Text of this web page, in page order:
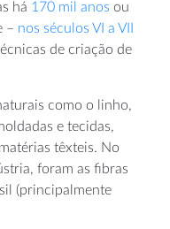
há 170 mil anos ou
– nos séculos VI a VII
de criação de
como o linho,
e tecidas,
têxteis. No
foram as fibras
(principalmente